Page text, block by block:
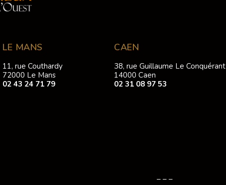
LE MANS
11, rue Couthardy
72000 Le Mans
02 43 24 71 79
CAEN
38, rue Guillaume Le Conquérant
14000 Caen
02 31 08 97 53
– – –